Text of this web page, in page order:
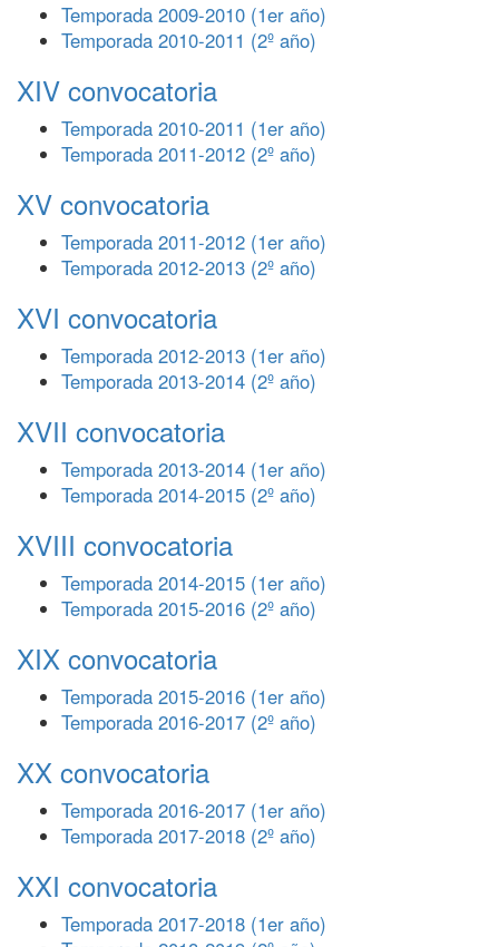
Temporada 2009-2010 (1er año)
Temporada 2010-2011 (2º año)
XIV convocatoria
Temporada 2010-2011 (1er año)
Temporada 2011-2012 (2º año)
XV convocatoria
Temporada 2011-2012 (1er año)
Temporada 2012-2013 (2º año)
XVI convocatoria
Temporada 2012-2013 (1er año)
Temporada 2013-2014 (2º año)
XVII convocatoria
Temporada 2013-2014 (1er año)
Temporada 2014-2015 (2º año)
XVIII convocatoria
Temporada 2014-2015 (1er año)
Temporada 2015-2016 (2º año)
XIX convocatoria
Temporada 2015-2016 (1er año)
Temporada 2016-2017 (2º año)
XX convocatoria
Temporada 2016-2017 (1er año)
Temporada 2017-2018 (2º año)
XXI convocatoria
Temporada 2017-2018 (1er año)